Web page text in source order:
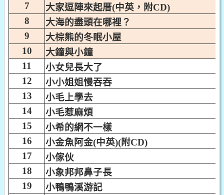
7
大家逗陣來起厝(中英，附CD)
8
大海的盡頭在哪裡？
9
大棕熊的冬眠小屋
10
大鐘與小鐘
11
小女兒長大了
12
小小姐姐慢吞吞
13
小毛上學去
14
小毛惹麻煩
15
小希的網不一樣
16
小金魚阿金(中英)(附CD)
17
小傢伙
18
小象邦邦鼻子長
19
小鴨鴨溪游記